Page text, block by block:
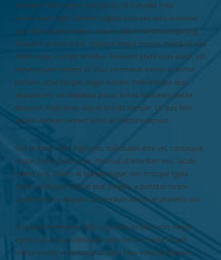
Praesent ullamcorper suscipit mi, id convallis risus
ullamcorper eget. Aenean sagittis eros nec eros euismod,
quis dapibus leo semper. Mauris rutrum viverra adipiscing.
Praesent ac lectus est. Quisque neque massa, interdum sed
mollis vitae, suscipit at tellus. Praesent porta urna dolor, vel
rutrum quam facilisis at. Duis consequat sapien et tortor
pretium, vitae feugiat augue rutrum. Pellentesque quis
aliquam est, vel vulputate purus. In hac habitasse platea
dictumst. Maecenas aliquet blandit semper. Ut quis felis
sapien. Aenean laoreet dolor ac mattis euismod.
Sed sit amet sem dignissim, sollicitudin ante vel, consequat
neque. Nunc justo lacus, rhoncus ut interdum nec, iaculis
mattis orci. Donec at blandit augue, nec tristique ligula.
Donec euismod nulla at erat fringilla, a porttitor lorem
condimentum. Aliquam ut interdum libero, at pharetra orci.
Quisque fermentum, felis ut gravida ornare, eros neque
egestas dui, quis sollicitudin sem sem non ante. Fusce
metus lorem, scelerisque ut diam non, vehicula dapibus